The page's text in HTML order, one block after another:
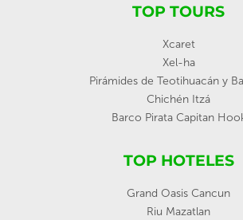
TOP TOURS
Xcaret
Xel-ha
Pirámides de Teotihuacán y
Chichén Itzá
Barco Pirata Capitan
TOP HOTELES
Grand Oasis Cancun
Riu Mazatlan